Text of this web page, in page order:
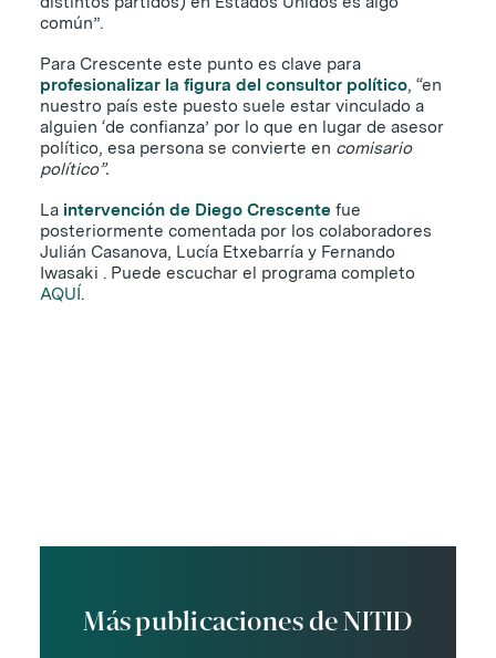
común”.
Para Crescente este punto es clave para
profesionalizar la figura del consultor político, “en
nuestro país este puesto suele estar vinculado a
alguien ‘de confianza’ por lo que en lugar de asesor
político, esa persona se convierte en comisario
político”.
La intervención de Diego Crescente fue
posteriormente comentada por los colaboradores
Julián Casanova, Lucía Etxebarría y Fernando
Iwasaki . Puede escuchar el programa completo
AQUÍ.
Más publicaciones de NITID